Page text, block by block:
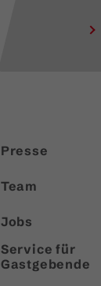
Presse
Team
Jobs
Service für
Gastgebende